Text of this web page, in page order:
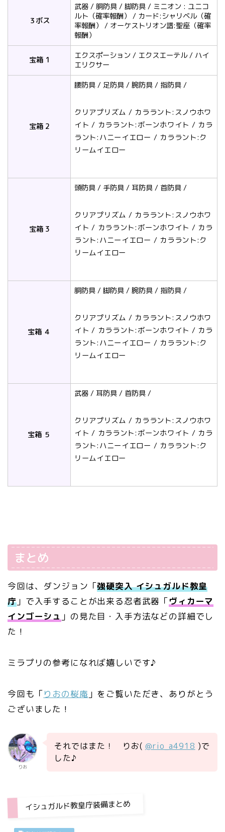
３ボス
武器 / 胴防具 / 脚防具 / ミニオン : ユニコ
ルト（確率報酬） / カード:シャリベル（確
率報酬） / オーケストリオン譜:聖座（確率
報酬）
宝箱 1
エクスポーション / エクスエーテル / ハイ
エリクサー
宝箱 2
腰防具 / 足防具 / 腕防具 / 指防具 /
クリアプリズム / カララント:スノウホワ
イト / カララント:ボーンホワイト / カラ
ラント:ハニーイエロー / カララント:ク
リームイエロー
宝箱 3
頭防具 / 手防具 / 耳防具 / 首防具 /
クリアプリズム / カララント:スノウホワ
イト / カララント:ボーンホワイト / カラ
ラント:ハニーイエロー / カララント:ク
リームイエロー
宝箱 ４
胴防具 / 脚防具 / 腕防具 / 指防具 /
クリアプリズム / カララント:スノウホワ
イト / カララント:ボーンホワイト / カラ
ラント:ハニーイエロー / カララント:ク
リームイエロー
宝箱 ５
武器 / 耳防具 / 首防具 /
クリアプリズム / カララント:スノウホワ
イト / カララント:ボーンホワイト / カラ
ラント:ハニーイエロー / カララント:ク
リームイエロー
まとめ
今回は、ダンジョン「強硬突入 イシュガルド教皇
庁」で入手することが出来る忍者武器「ヴィカーマ
インゴーシュ 」の見た目・入手方法などの詳細でし
た！
ミラプリの参考になれば嬉しいです♪
今回も「りおの桜庵 」をご覧いただき、ありがとう
ございました！
りお
それではまた！ りお( @rio_a4918 )で
した♪
イシュガルド教皇庁装備まとめ